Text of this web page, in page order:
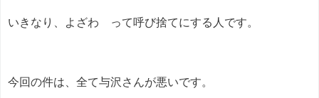
いきなり、よざわ って呼び捨てにする人です。
今回の件は、全て与沢さんが悪いです。